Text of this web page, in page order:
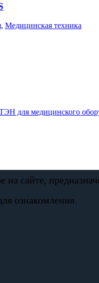
, Медицинская техника
для медицинского
на сайте,
ознакомления.